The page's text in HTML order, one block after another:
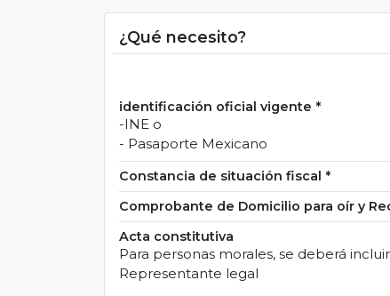
¿Qué necesito?
identificación oficial vigente *
-INE o
- Pasaporte Mexicano
Constancia de situación fiscal *
Comprobante de Domicilio para oír y
Acta constitutiva
Para personas morales, se deberá
Representante legal